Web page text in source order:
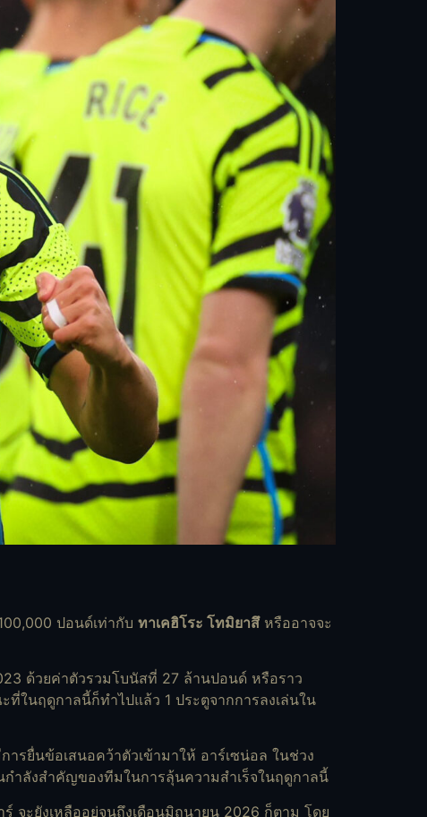
ปอนด์เท่ากับ ทาเคฮิโระ โทมิยาสึหรืออาจจะ
ด้วยค่าตัวรวมโบนัสที่ 27 ล้านปอนด์ หรือราว
ที่ในฤดูกาลนี้ก็ทำไปแล้ว 1 ประตูจากการลงเล่นใน
รยื่นข้อเสนอคว้าตัวเข้ามาให้ อาร์เซน่อล ในช่วง
ำลังสำคัญของทีมในการลุ้นความสำเร็จในฤดูกาลนี้
จะยังเหลืออยู่จนถึงเดือนมิถุนายน 2026 ก็ตาม โดย